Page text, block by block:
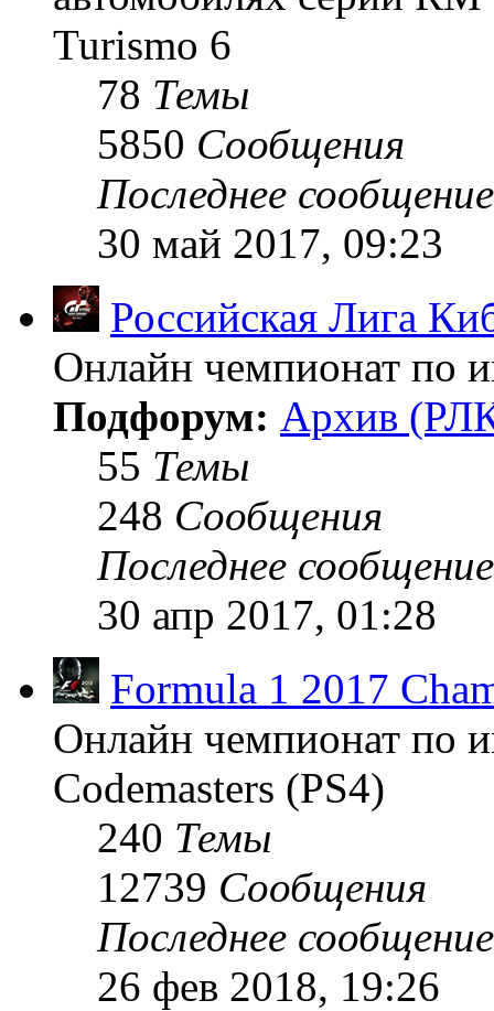
Turismo 6
78 Темы
5850 Сообщения
Последнее сообщение
30 май 2017, 09:23
Российская Лига
Онлайн чемпионат по
Подфорум: Архив
55 Темы
248 Сообщения
Последнее сообщение
30 апр 2017, 01:28
Formula 1 2017
Онлайн чемпионат по
Codemasters (PS4)
240 Темы
12739 Сообщения
Последнее сообщение
26 фев 2018, 19:26